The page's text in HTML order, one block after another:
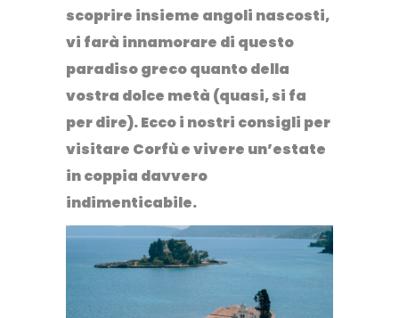
scoprire insieme angoli nascosti,
vi farà innamorare di questo
paradiso greco quanto della
vostra dolce metà (quasi, si fa
per dire). Eccoi nostri consigli per
visitare Corfùe vivere un’estate
in coppia davvero
indimenticabile.